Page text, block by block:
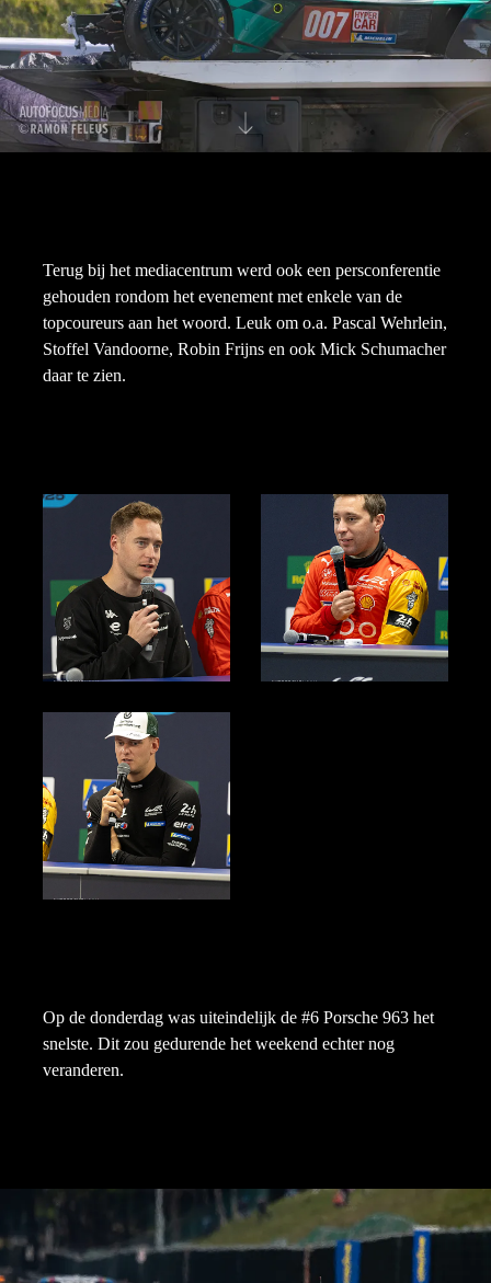
Terug bij het mediacentrum werd ook een persconferentie
gehouden rondom het evenement met enkele van de
topcoureurs aan het woord. Leuk om o.a. Pascal Wehrlein,
Stoffel Vandoorne, Robin Frijns en ook Mick Schumacher
daar te zien.
Op de donderdag was uiteindelijk de #6 Porsche 963 het
snelste. Dit zou gedurende het weekend echter nog
veranderen.